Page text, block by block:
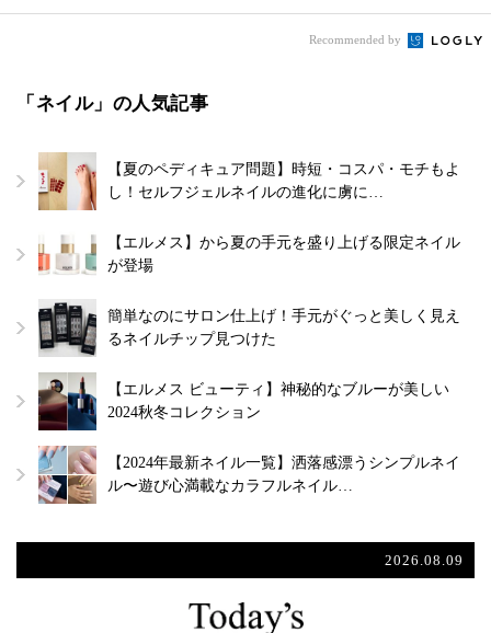
Recommended by
「ネイル」の人気記事
【夏のペディキュア問題】時短・コスパ・モチもよ
し！セルフジェルネイルの進化に虜に…
【エルメス】から夏の手元を盛り上げる限定ネイル
が登場
簡単なのにサロン仕上げ！手元がぐっと美しく見え
るネイルチップ見つけた
【エルメス ビューティ】神秘的なブルーが美しい
2024秋冬コレクション
【2024年最新ネイル一覧】洒落感漂うシンプルネイ
ル〜遊び心満載なカラフルネイル…
2026.08.09